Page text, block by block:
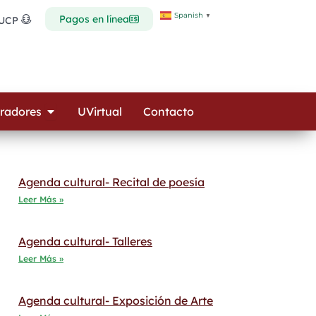
Pagos en línea Spanish ▼
Open Colaboradores
UVirtual Contacto
Agenda cultural- Recital de poesía
Leer Más »
Agenda cultural- Talleres
Leer Más »
Agenda cultural- Exposición de Arte